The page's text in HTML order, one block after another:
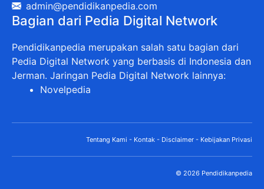
admin@pendidikanpedia.com
Bagian dari Pedia Digital Network
Pendidikanpedia merupakan salah satu bagian dari
Pedia Digital Network yang berbasis di Indonesia dan
Jerman. Jaringan Pedia Digital Network lainnya:
Novelpedia
Tentang Kami - Kontak - Disclaimer - Kebijakan Privasi
© 2026 Pendidikanpedia